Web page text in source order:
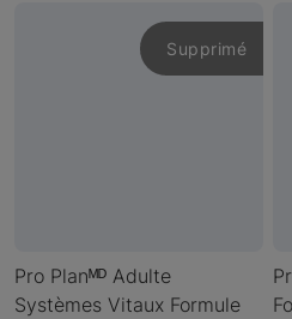
Supprimé
Pro Planᴹᴰ Adulte
Systèmes Vitaux Formule